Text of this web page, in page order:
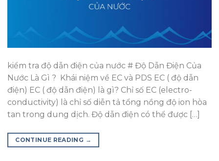
kiểm tra độ dẫn điện của nước # Độ Dẫn Điện Của
Nước Là Gì ? Khái niệm về EC và PDS EC ( độ dẫn
điện) EC ( độ dẫn điện) là gì? Chỉ số EC (electro-
conductivity) là chỉ số diễn tả tổng nồng độ ion hòa
tan trong dung dịch. Độ dẫn điện có thể được […]
CONTINUE READING →